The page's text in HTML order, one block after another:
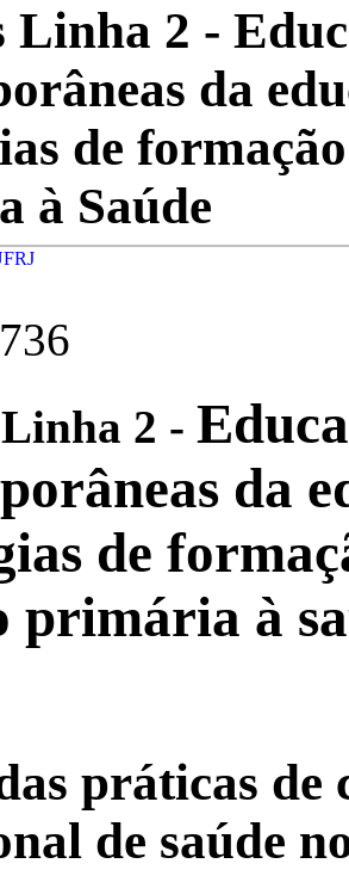
Linha 2 -
da
de
à Saúde
2 -
da
de
primária à
práticas de
de saúde